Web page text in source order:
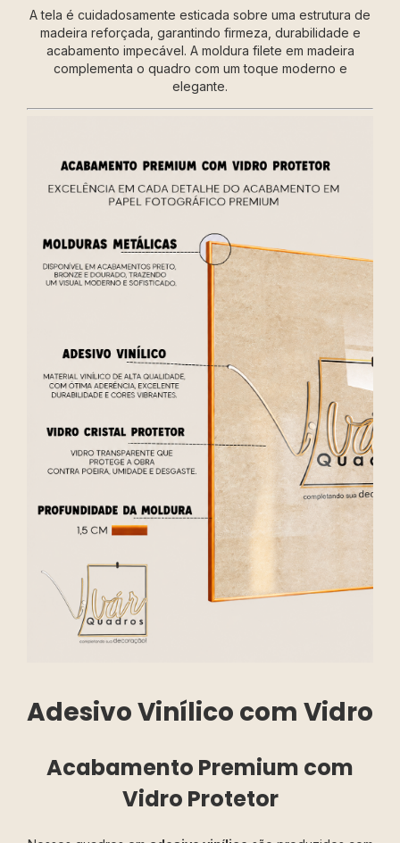
A tela é cuidadosamente esticada sobre uma estrutura de
madeira reforçada, garantindo firmeza, durabilidade e
acabamento impecável. A moldura filete em madeira
complementa o quadro com um toque moderno e
elegante.
Adesivo Vinílico com Vidro
Acabamento Premium com
Vidro Protetor